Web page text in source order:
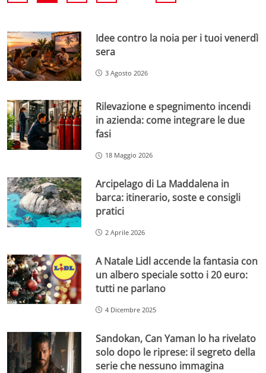
Idee contro la noia per i tuoi venerdì
sera
3 Agosto 2026
Rilevazione e spegnimento incendi
in azienda: come integrare le due
fasi
18 Maggio 2026
Arcipelago di La Maddalena in
barca: itinerario, soste e consigli
pratici
2 Aprile 2026
A Natale Lidl accende la fantasia con
un albero speciale sotto i 20 euro:
tutti ne parlano
4 Dicembre 2025
Sandokan, Can Yaman lo ha rivelato
solo dopo le riprese: il segreto della
serie che nessuno immagina